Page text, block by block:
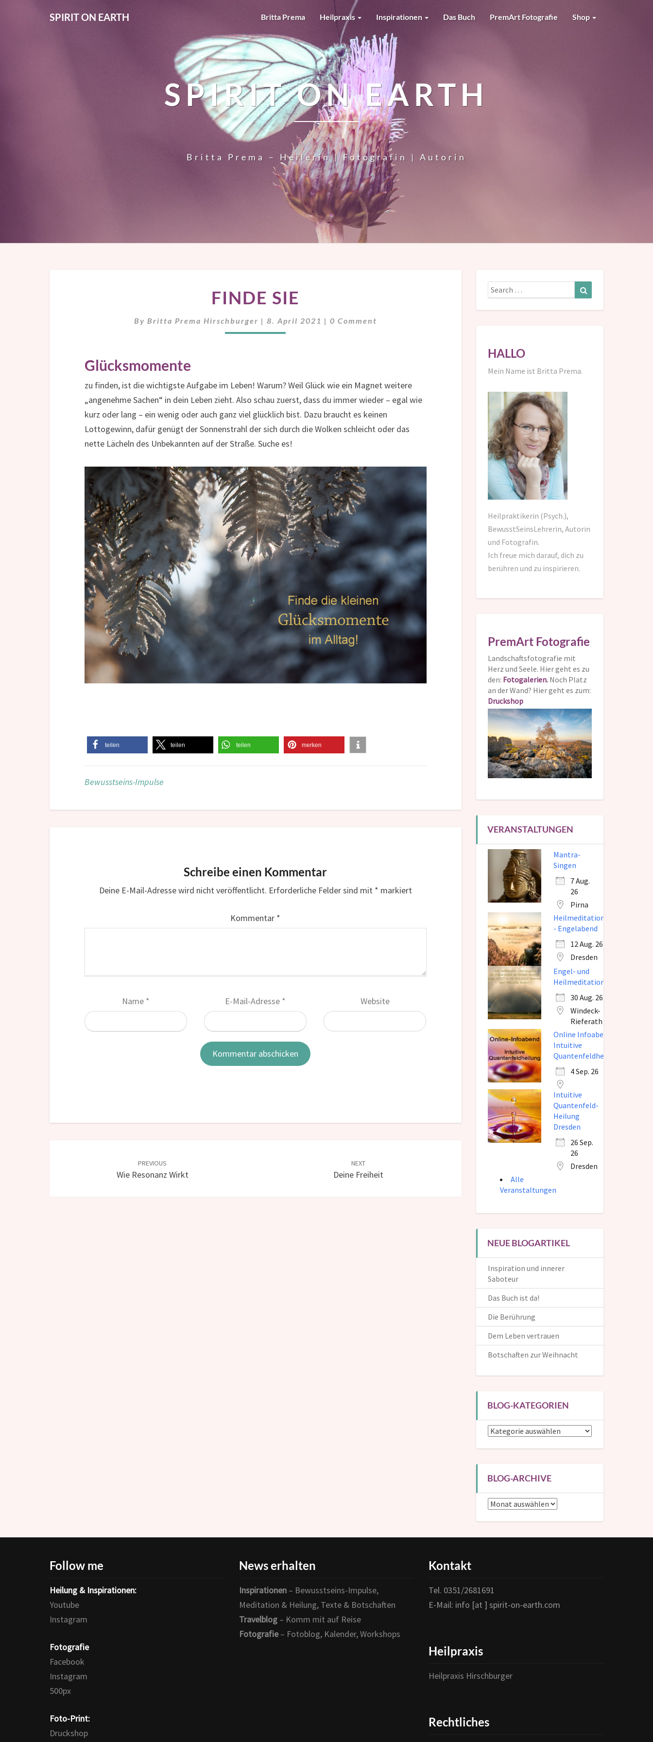
SPIRIT ON EARTH Britta Prema Heilpraxis Inspirationen Das Buch PremArt Fotografie Shop
SPIRIT ON EARTH
Britta Prema – Heilerin | Fotografin | Autorin
SIE
FINDE SIE
By Britta Prema Hirschburger | 8. April 2021 | Comments
0 Comment
Glücksmomente
zu finden, ist die wichtigste Aufgabe im Leben! Warum? Weil Glück wie ein Magnet weitere
„angenehme Sachen“ in dein Leben zieht. Also schau zuerst, dass du immer wieder – egal wie
kurz oder lang – ein wenig oder auch ganz viel glücklich bist. Dazu braucht es keinen
Lottogewinn, dafür genügt der Sonnenstrahl der sich durch die Wolken schleicht oder das
nette Lächeln des Unbekannten auf der Straße. Suche es!
teilen teilen teilen merken
Mailingliste eintragen und bekommst dann eine
Benachrichtigung, wenn ein neuer Beitrag erscheint.
Wenn du mir auch deinen (Vor-)Namen verrätst, kann
Um das Abonnement abzuschließen ist es nötig
Folgendem zuzustimmen:
2. Ich habe die Erklärung zum
bin mit der Speicherung und Verarbeitung meiner Daten
Häkchen machst:
Bewusstseins-Impulse
Schreibe einen Kommentar
Deine E-Mail-Adresse wird nicht veröffentlicht. Erforderliche Felder sind mit * markiert
Kommentar *
Name * E-Mail-Adresse * Website
PREVIOUS
Wie Resonanz Wirkt
NEXT
Deine Freiheit
Search
for:
HALLO
Mein Name ist Britta Prema.
Heilpraktikerin (Psych.),
BewusstSeinsLehrerin, Autorin
und Fotografin.
Ich freue mich darauf, dich zu
berühren und zu inspirieren.
PremArt Fotografie
Landschaftsfotografie mit
Herz und Seele. Hier geht es zu
den: Fotogalerien.Noch Platz
an der Wand? Hier geht es zum:
Druckshop
VERANSTALTUNGEN
Mantra-
Singen
7 Aug.
26
Pirna
Heilmeditation
- Engelabend
12 Aug. 26
Dresden
Engel- und
Heilmeditation
30 Aug. 26
Windeck-
Rieferath
Online Infoabend
Intuitive
Quantenfeldheilung
4 Sep. 26
Intuitive
Quantenfeld-
Heilung
Dresden
26 Sep.
26
Dresden
Alle
Veranstaltungen
NEUE BLOGARTIKEL
Inspiration und innerer
Saboteur
Das Buch ist da!
Die Berührung
Dem Leben vertrauen
Botschaften zur Weihnacht
BLOG-KATEGORIEN
Blog-
BLOG-ARCHIVE
Blog-
Follow me
Heilung & Inspirationen:
Youtube
Instagram
Fotografie
Facebook
Instagram
500px
Foto-Print:
Druckshop
News erhalten
Inspirationen – Bewusstseins-Impulse,
Meditation & Heilung, Texte & Botschaften
Travelblog – Komm mit auf Reise
Fotografie– Fotoblog, Kalender, Workshops
Kontakt
Tel. 0351/2681691
E-Mail: info [at ] spirit-on-earth.com
Heilpraxis
Heilpraxis Hirschburger
Rechtliches